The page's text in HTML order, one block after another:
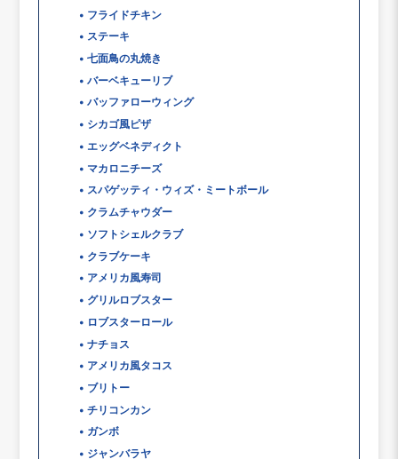
フライドチキン
ステーキ
七面鳥の丸焼き
バーベキューリブ
バッファローウィング
シカゴ風ピザ
エッグベネディクト
マカロニチーズ
スパゲッティ・ウィズ・ミートボール
クラムチャウダー
ソフトシェルクラブ
クラブケーキ
アメリカ風寿司
グリルロブスター
ロブスターロール
ナチョス
アメリカ風タコス
ブリトー
チリコンカン
ガンボ
ジャンバラヤ